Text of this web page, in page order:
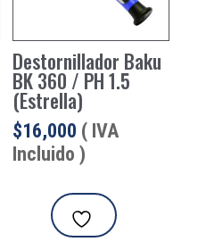
Destornillador Baku
BK 360 / PH 1.5
(Estrella)
$16,000 ( IVA
Incluido )